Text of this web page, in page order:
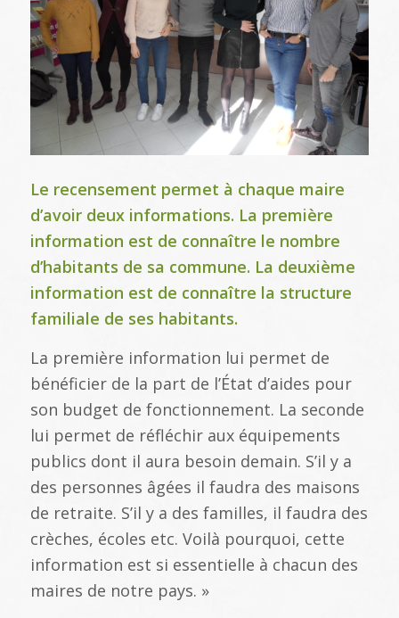
Le recensement permet à chaque maire
d’avoir deux informations. La première
information est de connaître le nombre
d’habitants de sa commune. La deuxième
information est de connaître la structure
familiale de ses habitants.
La première information lui permet de
bénéficier de la part de l’État d’aides pour
son budget de fonctionnement. La seconde
lui permet de réfléchir aux équipements
publics dont il aura besoin demain. S’il y a
des personnes âgées il faudra des maisons
de retraite. S’il y a des familles, il faudra des
crèches, écoles etc. Voilà pourquoi, cette
information est si essentielle à chacun des
maires de notre pays. »